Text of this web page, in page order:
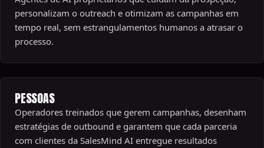
personalizam o outreach e otimizam as campanhas em
tempo real, sem estrangulamentos humanos a atrasar o
processo.
PESSOAS
Operadores treinados que gerem campanhas, desenham
estratégias de outbound e garantem que cada parceria
com clientes da SalesMind AI entregue resultados